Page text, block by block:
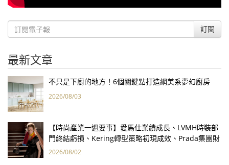
訂閱
最新文章
不只是下廚的地方！6個關鍵點打造網美系夢幻廚房
2026/08/03
【時尚產業一週要事】愛馬仕業績成長、LVMH時裝部
門終結虧損、Kering轉型策略初現成效、Prada集團財
報亮眼
2026/08/02